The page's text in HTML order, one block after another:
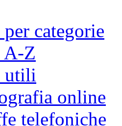
categorie
A-Z
utili
online
telefoniche